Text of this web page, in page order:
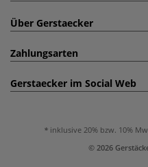
Über Gerstaecker
Zahlungsarten
Gerstaecker im Social Web
inklusive 20% bzw. 10%
© 2026